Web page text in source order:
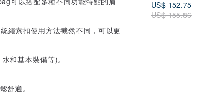
US$ 152.75
US$ 155.86
繩索扣使用方法截然不同，可以更
和基本裝備等)。
舒適。